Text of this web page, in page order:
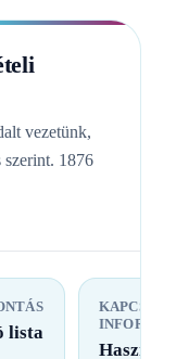
vezetünk,
szerint. 1876
lista
Hasznos